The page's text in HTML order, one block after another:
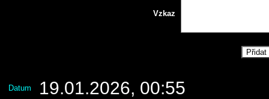
Vzkaz
Datum 19.01.2026, 00:55